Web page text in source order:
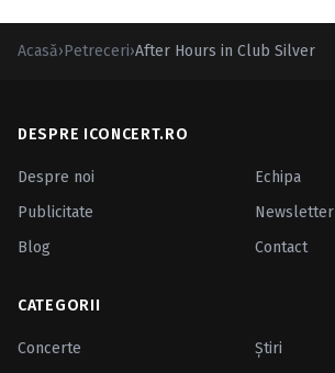
Acasă›Petreceri›After Hours in Club Silver
DESPRE ICONCERT.RO
Despre noi
Echipa
Publicitate
Newsletter
Blog
Contact
CATEGORII
Concerte
Ştiri